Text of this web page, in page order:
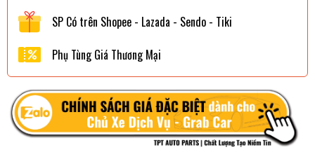
SP Có trên Shopee - Lazada - Sendo - Tiki
Phụ Tùng Giá Thương Mại